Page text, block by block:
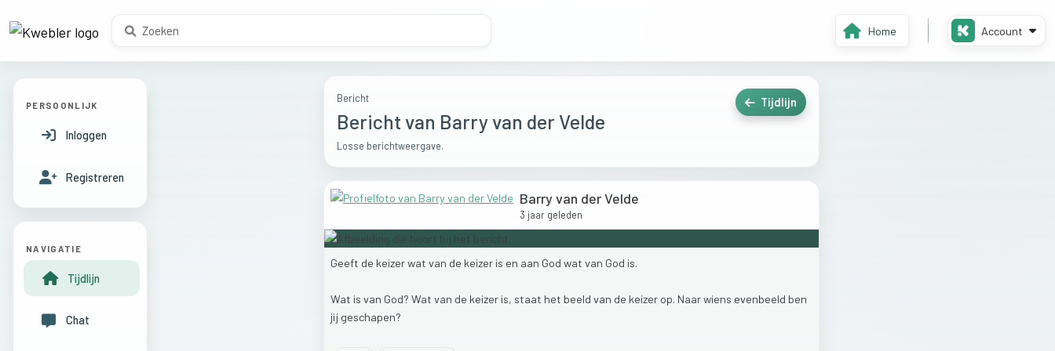
Home Account
Bericht
Bericht van Barry van der Velde
Losse berichtweergave.
Tijdlijn
Barry van der Velde
3 jaar geleden
Geeft de keizerwat van de keizer is en aan God wat van God is.
Wat is van God? Wat van de keizer is, staat het beeld van de keizer op. Naarwiens evenbeeld ben
jij geschapen?
PERSOONLIJK
Inloggen
Registreren
NAVIGATIE
Tijdlijn
Chat